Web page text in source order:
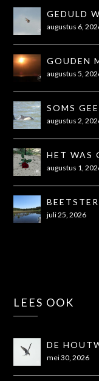
GEDULD
OOK
augustus 6,
GOUDEN
augustus 5,
SOMS
WAT JE
augustus 2,
HET WAS
augustus 1,
juli 25, 2026
LEES OOK
DE
mei 30, 2026